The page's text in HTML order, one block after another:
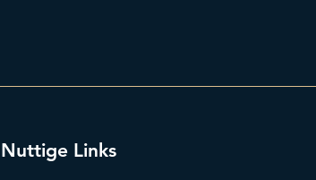
Nuttige Links